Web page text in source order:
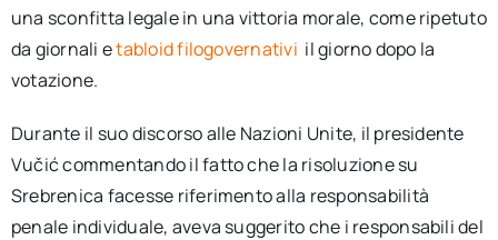
una sconfitta legale in una vittoria morale, come ripetuto
da giornali etabloid filogovernativi il giorno dopo la
votazione.
Durante il suo discorso alle Nazioni Unite, il presidente
Vučić commentando il fatto che la risoluzione su
Srebrenica facesse riferimento alla responsabilità
penale individuale, aveva suggerito che i responsabili del